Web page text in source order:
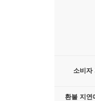
소비자
환불 지연